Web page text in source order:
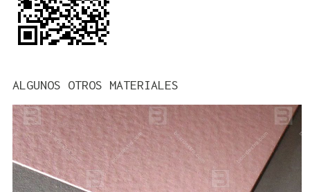
ALGUNOS OTROS MATERIALES